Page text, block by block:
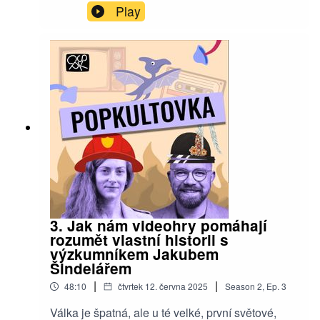
budoucnost - budoucnost bydlení, budoucnost
žití a budoucnost v popkultuře. Díl je v angličtině.
EN/ Polish intellectual Bartosz Hamarowski has
accepted an invitation to Popkultovka so we can
discuss the future – the future of housing, the
future of living, and the future in pop culture. This
episode is in English.
Play
3. Jak nám videohry pomáhají
rozumět vlastní historii s
výzkumníkem Jakubem
Šindelářem
48:10 | čtvrtek 12. června 2025 | Season 2, Ep. 3
Válka je špatná, ale u té velké, první světové,